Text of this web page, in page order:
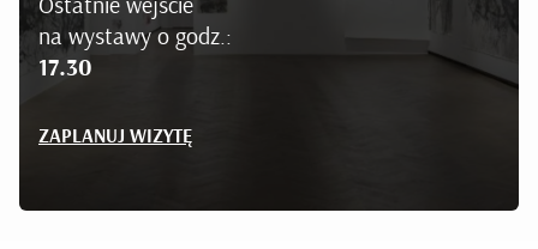
Ostatnie wejście
na wystawy o godz.:
17.30
ZAPLANUJ WIZYTĘ